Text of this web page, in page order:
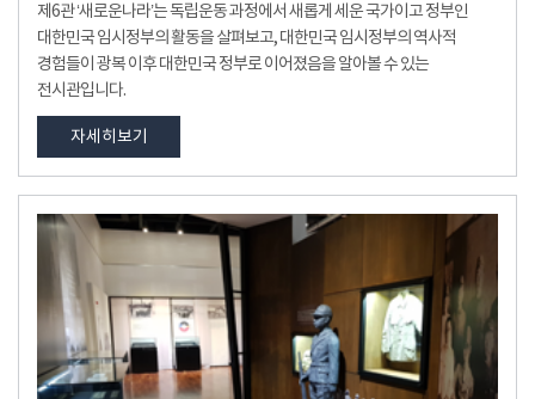
제6관 ‘새로운나라’는 독립운동 과정에서 새롭게 세운 국가이고 정부인
대한민국 임시정부의 활동을 살펴보고, 대한민국 임시정부의 역사적
경험들이 광복 이후 대한민국 정부로 이어졌음을 알아볼 수 있는
전시관입니다.
자세히보기